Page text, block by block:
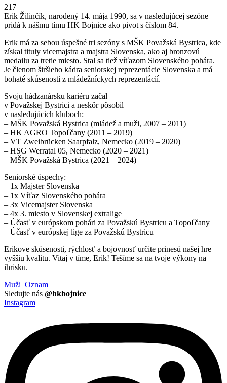
217
Erik Žilinčík, narodený 14. mája 1990, sa v nasledujúcej sezóne
pridá k nášmu tímu HK Bojnice ako pivot s číslom 84.
Erik má za sebou úspešné tri sezóny s MŠK Považská Bystrica, kde
získal tituly vicemajstra a majstra Slovenska, ako aj bronzovú
medailu za tretie miesto. Stal sa tiež víťazom Slovenského pohára.
Je členom širšieho kádra seniorskej reprezentácie Slovenska a má
bohaté skúsenosti z mládežníckych reprezentácií.
Svoju hádzanársku kariéru začal
v Považskej Bystrici a neskôr pôsobil
v nasledujúcich kluboch:
– MŠK Považská Bystrica (mládež a muži, 2007 – 2011)
– HK AGRO Topoľčany (2011 – 2019)
– VT Zweibrücken Saarpfalz, Nemecko (2019 – 2020)
– HSG Werratal 05, Nemecko (2020 – 2021)
– MŠK Považská Bystrica (2021 – 2024)
Seniorské úspechy:
– 1x Majster Slovenska
– 1x Víťaz Slovenského pohára
– 3x Vicemajster Slovenska
– 4x 3. miesto v Slovenskej extralige
– Účasť v európskom pohári za Považskú Bystricu a Topoľčany
– Účasť v európskej lige za Považskú Bystricu
Erikove skúsenosti, rýchlosť a bojovnosť určite prinesú našej hre
vyššiu kvalitu. Vitaj v tíme, Erik! Tešíme sa na tvoje výkony na
ihrisku.
Muži Oznam
Sledujte nás @hkbojnice
Instagram